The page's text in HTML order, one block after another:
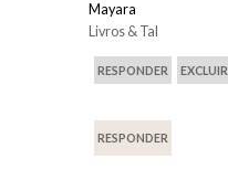
Mayara
Livros & Tal
RESPONDER EXCLUIR
RESPONDER